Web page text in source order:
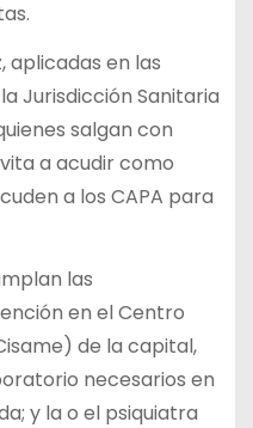
aplicadas en las
Jurisdicción Sanitaria
salgan con
a acudir como
a los CAPA para
las
en el Centro
de la capital,
necesarios en
y la o el psiquiatra